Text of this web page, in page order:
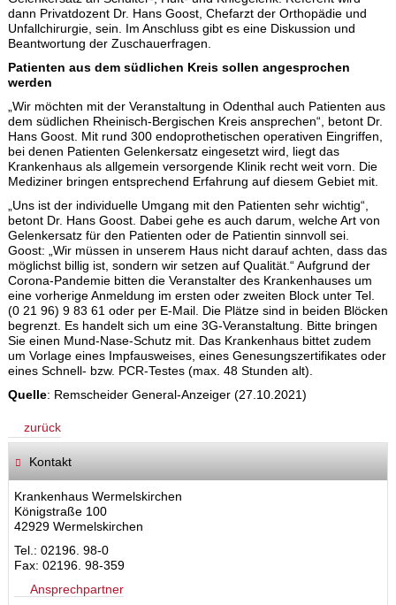
dann Privatdozent Dr. Hans Goost, Chefarzt der Orthopädie und
Unfallchirurgie, sein. Im Anschluss gibt es eine Diskussion und
Beantwortung der Zuschauerfragen.
Patienten aus dem südlichen Kreis sollen angesprochen
werden
„Wir möchten mit der Veranstaltung in Odenthal auch Patienten aus
dem südlichen Rheinisch-Bergischen Kreis ansprechen“, betont Dr.
Hans Goost. Mit rund 300 endoprothetischen operativen Eingriffen,
bei denen Patienten Gelenkersatz eingesetzt wird, liegt das
Krankenhaus als allgemein versorgende Klinik recht weit vorn. Die
Mediziner bringen entsprechend Erfahrung auf diesem Gebiet mit.
„Uns ist der individuelle Umgang mit den Patienten sehr wichtig“,
betont Dr. Hans Goost. Dabei gehe es auch darum, welche Art von
Gelenkersatz für den Patienten oder de Patientin sinnvoll sei.
Goost: „Wir müssen in unserem Haus nicht darauf achten, dass das
möglichst billig ist, sondern wir setzen auf Qualität.“ Aufgrund der
Corona-Pandemie bitten die Veranstalter des Krankenhauses um
eine vorherige Anmeldung im ersten oder zweiten Block unter Tel.
(0 21 96) 9 83 61 oder per E-Mail. Die Plätze sind in beiden Blöcken
begrenzt. Es handelt sich um eine 3G-Veranstaltung. Bitte bringen
Sie einen Mund-Nase-Schutz mit. Das Krankenhaus bittet zudem
um Vorlage eines Impfausweises, eines Genesungszertifikates oder
eines Schnell- bzw. PCR-Testes (max. 48 Stunden alt).
Quelle: Remscheider General-Anzeiger (27.10.2021)
zurück
Kontakt
Krankenhaus Wermelskirchen
Königstraße 100
42929 Wermelskirchen
Tel.: 02196. 98-0
Fax: 02196. 98-359
Ansprechpartner